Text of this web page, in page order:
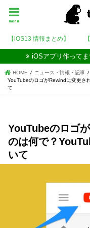
menu
【iOS13 情報まとめ】
iOSアプリ作って
HOME
ニュース・情報・記事
YouTubeのロゴがRewindに変更さ
て
YouTubeのロゴ
のは何で？
いて